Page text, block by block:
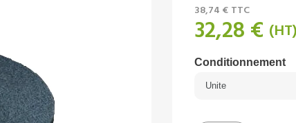
38,74 € TTC
32,28 € (HT)
Conditionnement